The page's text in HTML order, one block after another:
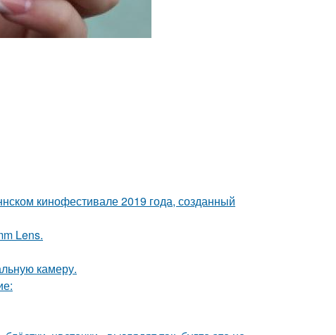
кинофестивале 2019 года, созданный
Lens.
камеру.